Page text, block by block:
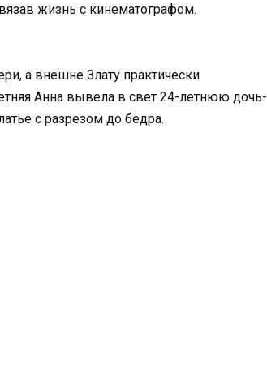
жизнь с кинематографом.
а внешне Злату практически
Анна вывела в свет 24-летнюю дочь-
с разрезом до бедра.